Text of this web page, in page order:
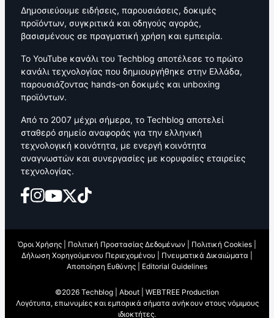
Δημοσιεύουμε ειδήσεις, παρουσιάσεις, δοκιμές
προϊόντων, συγκριτικά και οδηγούς αγοράς,
βασισμένους σε πραγματική χρήση και εμπειρία.
Το YouTube κανάλι του Techblog αποτέλεσε το πρώτο
κανάλι τεχνολογίας που δημιουργήθηκε στην Ελλάδα,
παρουσιάζοντας hands-on δοκιμές και unboxing
προϊόντων.
Από το 2007 μέχρι σήμερα, το Techblog αποτελεί
σταθερό σημείο αναφοράς για την ελληνική
τεχνολογική κοινότητα, με ενεργή κοινότητα
αναγνωστών και συνεργασίες με κορυφαίες εταιρείες
τεχνολογίας.
Όροι Χρήσης Πολιτική Προστασίας Δεδομένων Πολιτική Cookies
Δήλωση Χορηγούμενου Περιεχομένου
Πνευματικά Δικαιώματα
Αποποίηση Ευθύνης
Editorial Guidelines
©2026 Techblog | About
WEBTREE Production
Λογότυπα, επωνυμίες και εμπορικά σήματα ανήκουν στους νόμιμους
ιδιοκτήτες.